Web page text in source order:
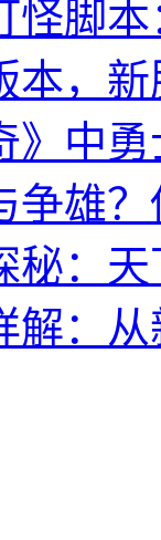
怪脚
本，
》中
争雄
秘：
解：